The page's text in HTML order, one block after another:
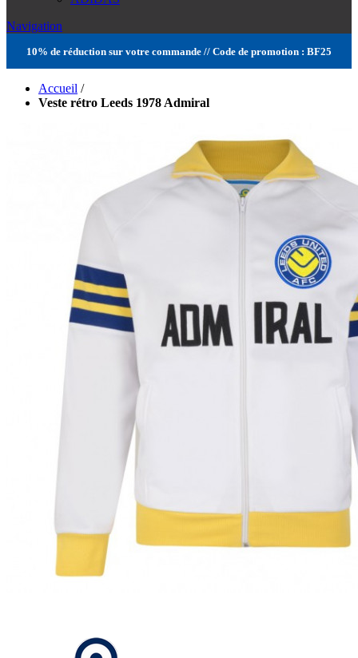
Navigation
10% de réduction sur votre commande // Code de promotion : BF25
Accueil /
Veste rétro Leeds 1978 Admiral